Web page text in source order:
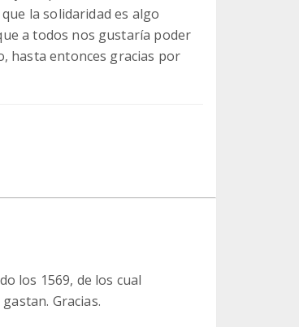
la solidaridad es algo
a todos nos gustaría poder
hasta entonces gracias por
los 1569, de los cual
Gracias.